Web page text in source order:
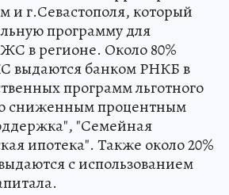
и г.Севастополя, который
программу для
в регионе. Около 80%
выдаются банком РНКБ в
программ льготного
сниженным процентным
"Семейная
ипотека". Также около 20%
с использованием